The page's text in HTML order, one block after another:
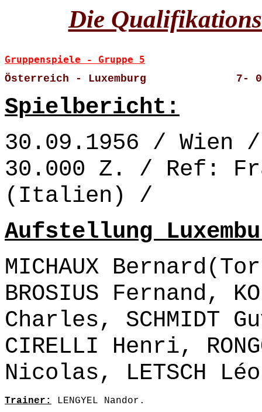
Die
Gruppenspiele - Gruppe 5
Österreich - Luxemburg              7-
Spielbericht:
30.09.1956 /
30.000 Z. / Ref:
(Italien) /
Aufstellung
MICHAUX
BROSIUS Fernand,
Charles, SCHMIDT
CIRELLI Henri,
Nicolas, LETSCH
Trainer: LENGYEL Nandor.